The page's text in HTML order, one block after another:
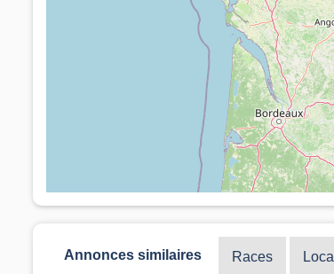
Annonces similaires Races